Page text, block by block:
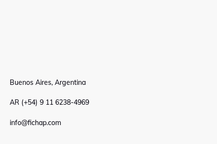
Buenos Aires, Argentina
AR (+54) 9 11 6238-4969
info@fichap.com